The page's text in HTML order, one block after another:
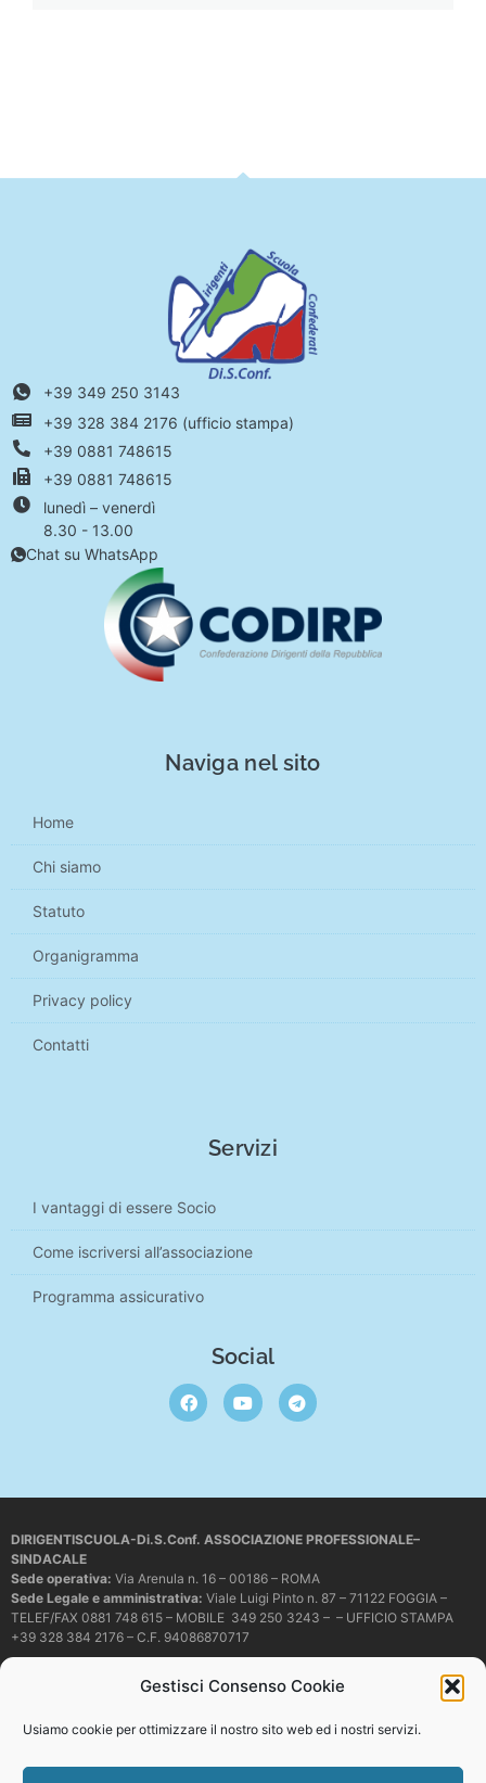
Gestisci Consenso Cookie
Usiamo cookie per ottimizzare il nostro sito web ed i nostri servizi.
+39 349 250 3143
+39 328 384 2176 (ufficio stampa)
+39 0881 748615
+39 0881 748615
lunedì – venerdì
8.30 - 13.00
Chat su WhatsApp
Naviga nel sito
Home
Chi siamo
Statuto
Organigramma
Privacy policy
Contatti
Servizi
I vantaggi di essere Socio
Come iscriversi all’associazione
Programma assicurativo
Social
DIRIGENTISCUOLA-Di.S.Conf. ASSOCIAZIONE PROFESSIONALE–
SINDACALE
Sede operativa: Via Arenula n. 16 – 00186 – ROMA
Sede Legale e amministrativa: Viale Luigi Pinto n. 87 – 71122 FOGGIA –
TELEF/FAX 0881 748 615 – MOBILE 349 250 3243 – – UFFICIO STAMPA
+39 328 384 2176 – C.F. 94086870717
dirigentiscuola@pec.it
copiare o riprodurre in alcun modo i contenuti presenti in questo sito se non